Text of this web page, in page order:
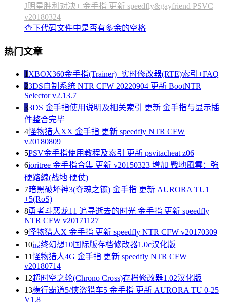
J明星胜利对决+ 金手指 更新 speedfly&gayfriend PSVC
v20180324
查下代码文件中是否有多余的空格
热门文章
1 XBOX360金手指(Trainer)+实时修改器(RTE)索引+FAQ
23DS自制系统 NTR CFW 20220904 更新 BootNTR
Selector v2.13.7
33DS 金手指使用说明及相关索引 更新 金手指与显示插
件整合完毕
4怪物猎人XX 金手指 更新 speedfly NTR CFW
v20180809
5PSV金手指使用教程及索引 更新 psvitacheat z06
6ioritree 金手指合集 更新 v20150323 增加 戰地風雲：強
硬路線(战地 硬仗)
7暗黑破坏神3(夺魂之镰) 金手指 更新 AURORA TU1
+5(RoS)
8勇者斗恶龙11 追寻逝去的时光 金手指 更新 speedfly
NTR CFW v20171127
9怪物猎人X 金手指 更新 speedfly NTR CFW v20170309
10最终幻想10国际版存档修改器1.0c汉化版
11怪物猎人4G 金手指 更新 speedfly NTR CFW
v20180714
12超时空之轮(Chrono Cross)存档修改器1.02汉化版
13横行霸道5/侠盗猎车5 金手指 更新 AURORA TU 0-25
V1.8